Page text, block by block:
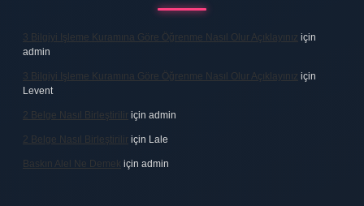
3 Bilgiyi Işleme Kuramına Göre Öğrenme Nasıl Olur Açıklayınız için
admin
3 Bilgiyi Işleme Kuramına Göre Öğrenme Nasıl Olur Açıklayınız için
Levent
2 Belge Nasıl Birleştirilir için admin
2 Belge Nasıl Birleştirilir için Lale
Baskın Alel Ne Demek için admin